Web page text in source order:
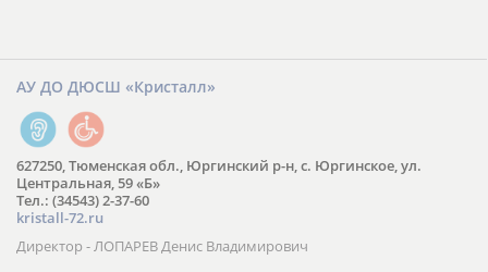
АУ ДО ДЮСШ «Кристалл»
627250, Тюменская обл., Юргинский р-н, с. Юргинское, ул.
Центральная, 59 «Б»
Тел.: (34543) 2-37-60
kristall-72.ru
Директор - ЛОПАРЕВ Денис Владимирович